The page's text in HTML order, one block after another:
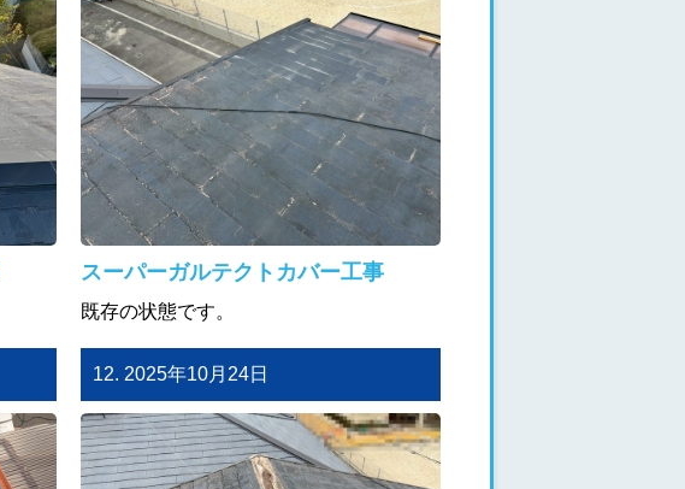
スーパーガルテクトカバー工事
既存の状態です。
12. 2025年10月24日